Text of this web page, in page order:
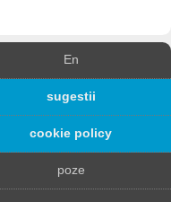
En
sugestii
cookie policy
poze